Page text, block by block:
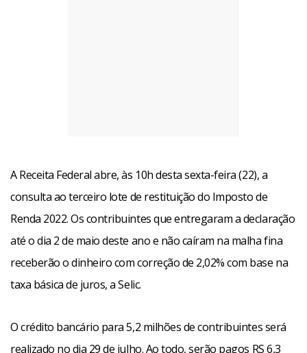
A Receita Federal abre, às 10h desta sexta-feira (22), a
consulta ao terceiro lote de restituição do Imposto de
Renda 2022. Os contribuintes que entregaram a declaração
até o dia 2 de maio deste ano e não caíram na malha fina
receberão o dinheiro com correção de 2,02% com base na
taxa básica de juros, a Selic.
O crédito bancário para 5,2 milhões de contribuintes será
realizado no dia 29 de julho. Ao todo, serão pagos RS 6,3